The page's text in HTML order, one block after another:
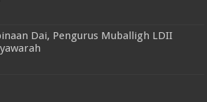
Dai, Pengurus Muballigh LDII